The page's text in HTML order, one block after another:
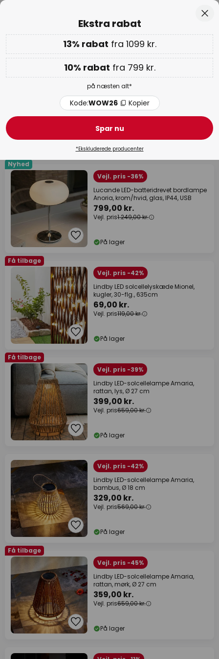
Ekstra rabat: 10% fra 799 kr. | 13% fra 1099 kr.på næsten
alt
Kode:WOW26 Kopier
WOW ugen:op til 70%
Dekorationsbelysning
Nyhed
Vejl. pris -36%
Lucande LED-batteridrevet bordlampe
Anoria, krom/hvid, glas, IP44, USB
799,00 kr.
Vejl. pris1.249,00 kr.
På lager
Få tilbage
Vejl. pris -42%
Lindby LED solcellelyskæde Mionel,
kugler, 30-flg., 635cm
69,00 kr.
Vejl. pris119,00 kr.
På lager
Få tilbage
Vejl. pris -39%
Lindby LED-solcellelampe Amaria,
rattan, lys, Ø 27 cm
399,00 kr.
Vejl. pris659,00 kr.
På lager
Vejl. pris -42%
Lindby LED-solcellelampe Amaria,
bambus, Ø 18 cm
329,00 kr.
Vejl. pris569,00 kr.
På lager
Få tilbage
Vejl. pris -45%
Lindby LED-solcellelampe Amaria,
rattan, mørk, Ø 27 cm
359,00 kr.
Vejl. pris659,00 kr.
På lager
Luk
Ekstra rabat
13% rabat fra 1099 kr.
10% rabat fra 799 kr.
på næsten alt*
Kode:WOW26 Kopier
Spar nu
*Ekskluderede producenter